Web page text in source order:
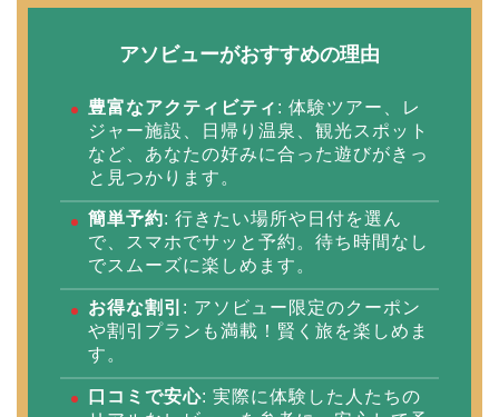
アソビューがおすすめの理由
豊富なアクティビティ : 体験ツアー、レ
ジャー施設、日帰り温泉、観光スポット
など、あなたの好みに合った遊びがきっ
と見つかります。
簡単予約: 行きたい場所や日付を選ん
で、スマホでサッと予約。待ち時間なし
でスムーズに楽しめます。
お得な割引 : アソビュー限定のクーポン
や割引プランも満載！賢く旅を楽しめま
す。
口コミで安心: 実際に体験した人たちの